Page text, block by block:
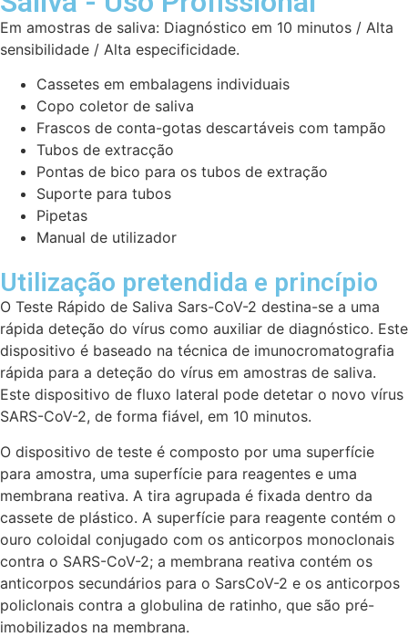
Em amostras de saliva: Diagnóstico em 10 minutos / Alta
sensibilidade / Alta especificidade.
Cassetes em embalagens individuais
Copo coletor de saliva
Frascos de conta-gotas descartáveis com tampão
Tubos de extracção
Pontas de bico para os tubos de extração
Suporte para tubos
Pipetas
Manual de utilizador
Utilização pretendida e princípio
O Teste Rápido de Saliva Sars-CoV-2 destina-se a uma
rápida deteção do vírus como auxiliar de diagnóstico. Este
dispositivo é baseado na técnica de imunocromatografia
rápida para a deteção do vírus em amostras de saliva.
Este dispositivo de fluxo lateral pode detetar o novo vírus
SARS-CoV-2, de forma fiável, em 10 minutos.
O dispositivo de teste é composto por uma superfície
para amostra, uma superfície para reagentes e uma
membrana reativa. A tira agrupada é fixada dentro da
cassete de plástico. A superfície para reagente contém o
ouro coloidal conjugado com os anticorpos monoclonais
contra o SARS-CoV-2; a membrana reativa contém os
anticorpos secundários para o SarsCoV-2 e os anticorpos
policlonais contra a globulina de ratinho, que são pré-
imobilizados na membrana.